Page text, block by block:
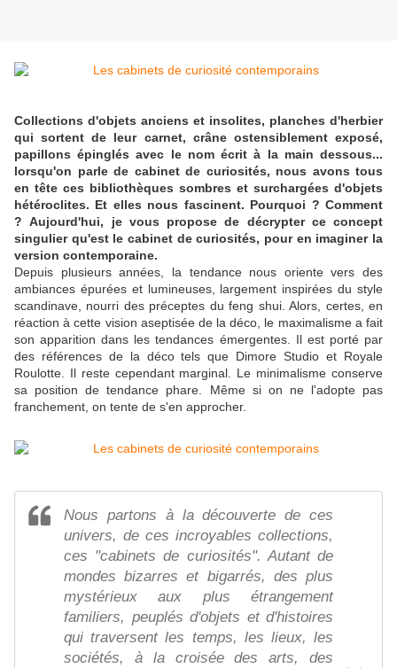
Collections d'objets anciens et insolites, planches d'herbier
qui sortent de leur carnet, crâne ostensiblement exposé,
papillons épinglés avec le nom écrit à la main dessous...
lorsqu'on parle de cabinet de curiosités, nous avons tous
en tête ces bibliothèques sombres et surchargées d'objets
hétéroclites. Et elles nous fascinent. Pourquoi ? Comment
? Aujourd'hui, je vous propose de décrypter ce concept
singulier qu'est le cabinet de curiosités, pour en imaginer la
version contemporaine.
Depuis plusieurs années, la tendance nous oriente vers des
ambiances épurées et lumineuses, largement inspirées du style
scandinave, nourri des préceptes du feng shui. Alors, certes, en
réaction à cette vision aseptisée de la déco, le maximalisme a fait
son apparition dans les tendances émergentes. Il est porté par
des références de la déco tels que Dimore Studio et Royale
Roulotte. Il reste cependant marginal. Le minimalisme conserve
sa position de tendance phare. Même si on ne l'adopte pas
franchement, on tente de s'en approcher.
Nous partons à la découverte de ces
univers, de ces incroyables collections,
ces "cabinets de curiosités". Autant de
mondes bizarres et bigarrés, des plus
mystérieux aux plus étrangement
familiers, peuplés d'objets et d'histoires
qui traversent les temps, les lieux, les
sociétés, à la croisée des arts, des